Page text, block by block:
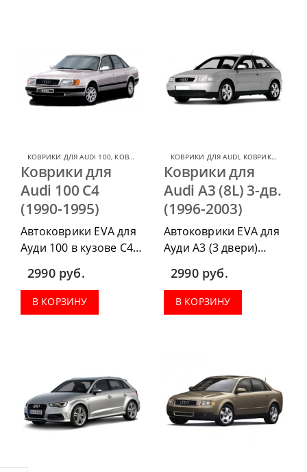
КОВРИКИ ДЛЯ AUDI 100 КОВРИКИ ДЛЯ AUDI
Коврики для
Audi 100 C4
(1990-1995)
Автоковрики EVA для
Ауди 100 в кузове С4
приобрести в
комплектации:
водительский коврик,
2990 руб.
В КОРЗИНУ
КОВРИКИ ДЛЯ AUDI КОВРИКИ ДЛЯ AUDI A3
Коврики для
Audi A3 (8L) 3-дв.
(1996-2003)
Автоковрики EVA для
Ауди А3 (3 двери)
приобрести в
комплектации:
водительский коврик,
2990 руб.
В КОРЗИНУ